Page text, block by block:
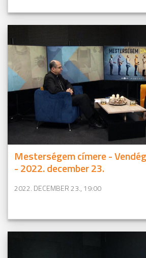
Mesterségem címere -
- 2022. december 23.
2022. DECEMBER 23., 19:00